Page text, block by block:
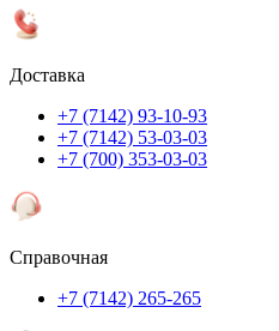
Доставка
+7 (7142) 93-10-93
+7 (7142) 53-03-03
+7 (700) 353-03-03
Справочная
+7 (7142) 265-265